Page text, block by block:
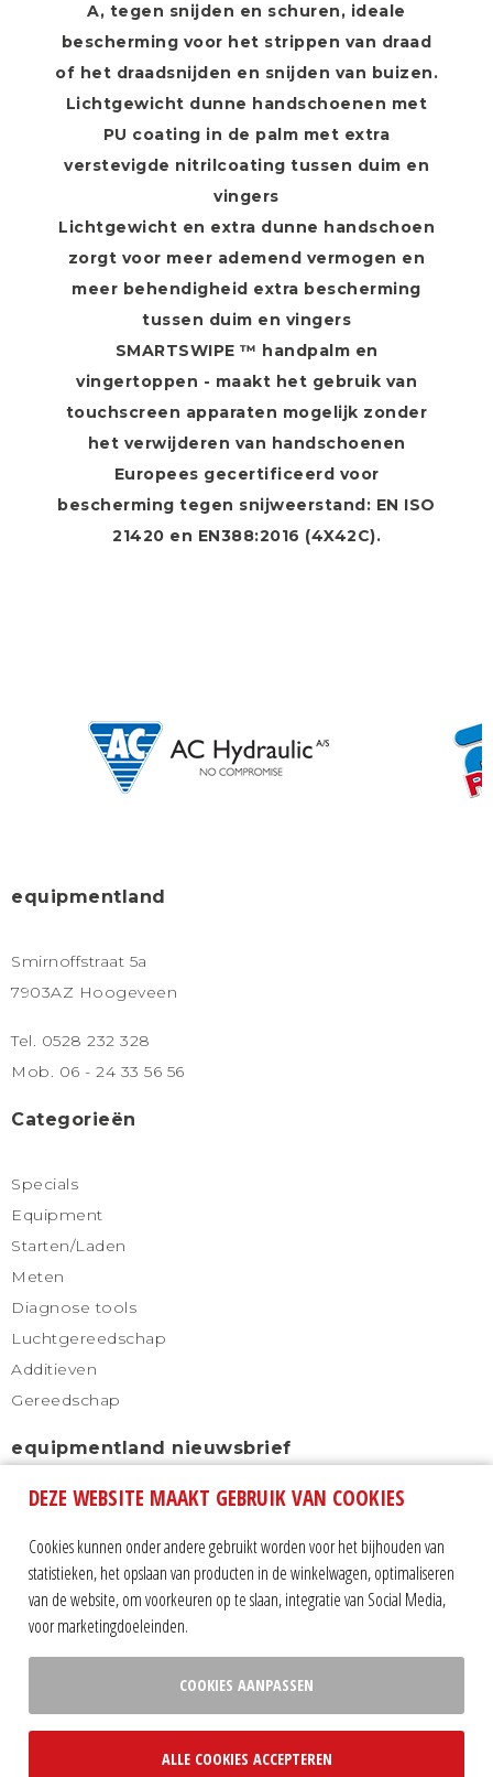
A, tegen snijden en schuren, ideale
bescherming voor het strippen van draad
of het draadsnijden en snijden van buizen.
Lichtgewicht dunne handschoenen met
PU coating in de palm met extra
verstevigde nitrilcoating tussen duim en
vingers
Lichtgewicht en extra dunne handschoen
zorgt voor meer ademend vermogen en
meer behendigheid extra bescherming
tussen duim en vingers
SMARTSWIPE ™ handpalm en
vingertoppen - maakt het gebruik van
touchscreen apparaten mogelijk zonder
het verwijderen van handschoenen
Europees gecertificeerd voor
bescherming tegen snijweerstand: EN ISO
21420 en EN388:2016 (4X42C).
equipmentland
Smirnoffstraat 5a
7903AZ Hoogeveen
Tel. 0528 232 328
Mob. 06 - 24 33 56 56
Categorieën
Specials
Equipment
Starten/Laden
Meten
Diagnose tools
Luchtgereedschap
Additieven
Gereedschap
equipmentland nieuwsbrief
automatisch op de hoogte.
Volg ons op:
DEZE WEBSITE MAAKT GEBRUIK VAN COOKIES
Cookies kunnen onder andere gebruikt worden voor het bijhouden van
statistieken, het opslaan van producten in de winkelwagen, optimaliseren
van de website, om voorkeuren op te slaan, integratie van Social Media,
voor marketingdoeleinden.
COOKIES AANPASSEN
ALLE COOKIES ACCEPTEREN